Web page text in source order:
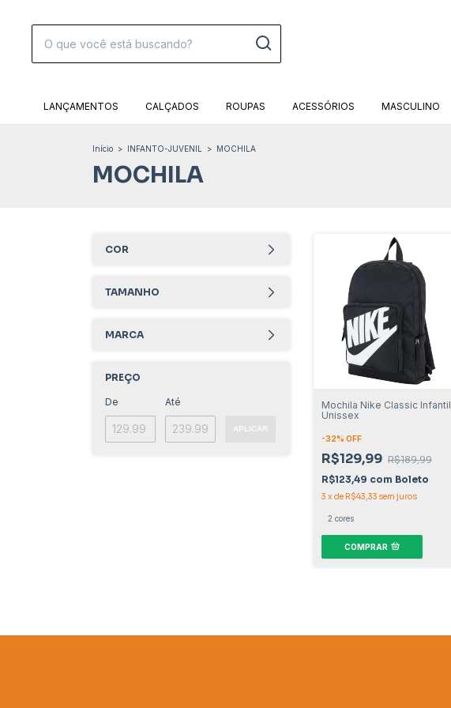
LANÇAMENTOS CALÇADOS ROUPAS ACESSÓRIOS MASCULINO
Início > INFANTO-JUVENIL > MOCHILA
MOCHILA
COR
TAMANHO
MARCA
PREÇO
De Até
APLICAR
Mochila Nike Classic Infantil
Unissex
-32% OFF
R$129,99 R$189,99
R$123,49 com Boleto
3 x de R$43,33 sem juros
2 cores
COMPRAR